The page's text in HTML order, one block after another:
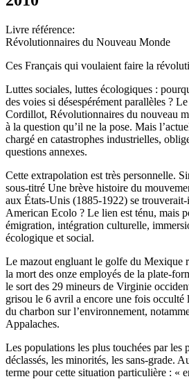
Livre référence:
Révolutionnaires du Nouveau Monde
Ces Français qui voulaient faire la
Luttes sociales, luttes écologiques :
des voies si désespérément parallèles ?
Cordillot, Révolutionnaires du nouveau
à la question qu’il ne la pose. Mais
chargé en catastrophes industrielles,
questions annexes.
Cette extrapolation est très personnelle.
sous-titré Une brève histoire du
aux États-Unis (1885-1922) se
American Ecolo ? Le lien est ténu, mais
émigration, intégration culturelle,
écologique et social.
Le mazout engluant le golfe du Mexique
la mort des onze employés de la plate-
le sort des 29 mineurs de Virginie
grisou le 6 avril a encore une fois occulté
du charbon sur l’environnement,
Appalaches.
Les populations les plus touchées par les
déclassés, les minorités, les sans-grade.
terme pour cette situation particulière : «